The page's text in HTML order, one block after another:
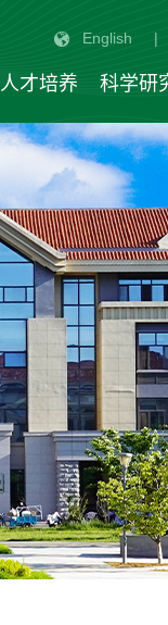
English |
人才培养 科学研